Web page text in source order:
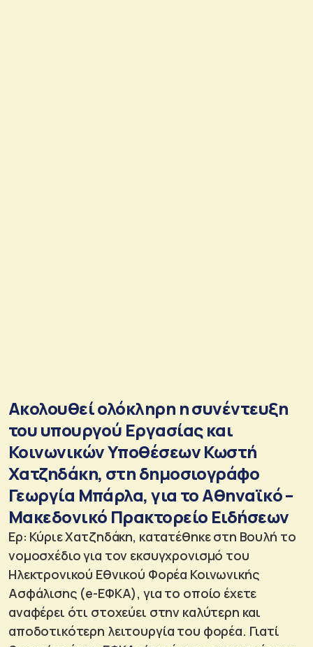
Ακολουθεί ολόκληρη η συνέντευξη
του υπουργού Εργασίας και
Κοινωνικών Υποθέσεων Κωστή
Χατζηδάκη, στη δημοσιογράφο
Γεωργία Μπάρλα, για το Αθηναϊκό –
Μακεδονικό Πρακτορείο Ειδήσεων
Ερ: Κύριε Χατζηδάκη, κατατέθηκε στη Βουλή το
νομοσχέδιο για τον εκσυγχρονισμό του
Ηλεκτρονικού Εθνικού Φορέα Κοινωνικής
Ασφάλισης (e-ΕΦΚΑ), για το οποίο έχετε
αναφέρει ότι στοχεύει στην καλύτερη και
αποδοτικότερη λειτουργία του φορέα. Γιατί